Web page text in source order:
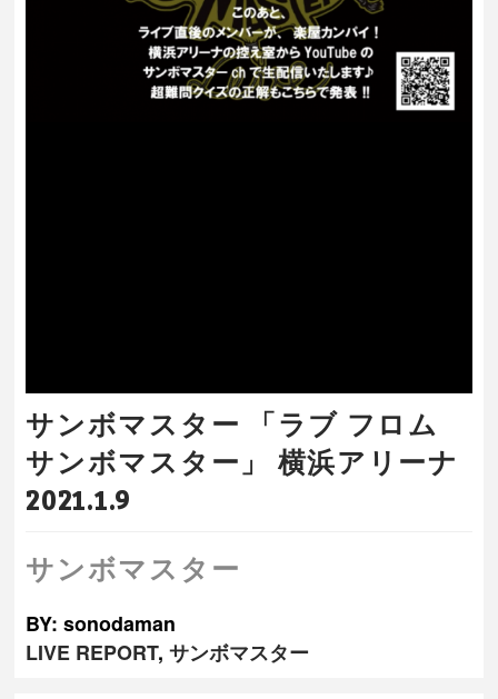
サンボマスター 「ラブ フロム
サンボマスター」 横浜アリーナ
2021.1.9
サンボマスター
BY: sonodaman
LIVE REPORT,サンボマスター